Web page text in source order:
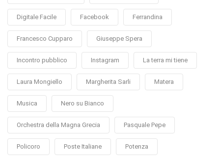
Digitale Facile Facebook Ferrandina
Francesco Cupparo Giuseppe Spera
Incontro pubblico Instagram La terra mi tiene
Laura Mongiello Margherita Sarli Matera
Musica Nero su Bianco
Orchestra della Magna Grecia Pasquale Pepe
Policoro Poste Italiane Potenza